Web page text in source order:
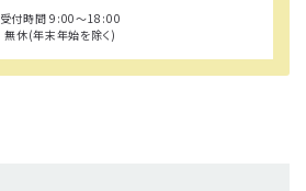
受付時間 9:00〜18:00
無休(年末年始を除く)